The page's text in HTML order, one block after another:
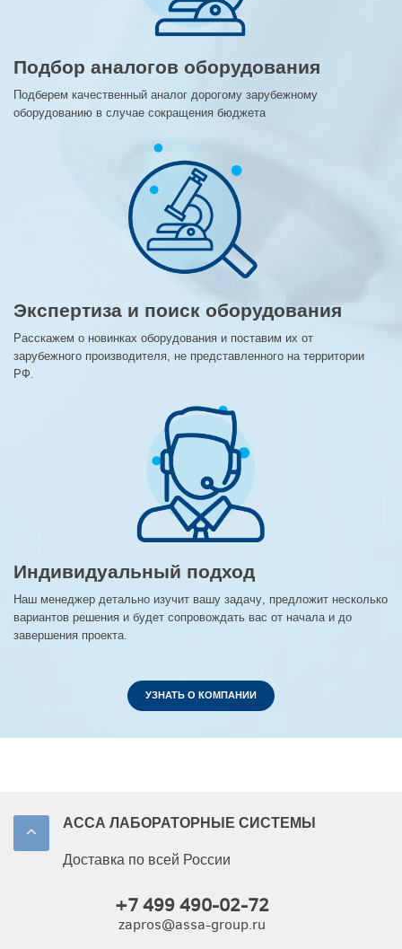
Подбор аналогов оборудования
Подберем качественный аналог дорогому зарубежному
оборудованию в случае сокращения бюджета
Экспертиза и поиск оборудования
Расскажем о новинках оборудования и поставим их от
зарубежного производителя, не представленного на территории
РФ.
Индивидуальный подход
Наш менеджер детально изучит вашу задачу, предложит несколько
вариантов решения и будет сопровождать вас от начала и до
завершения проекта.
УЗНАТЬ О КОМПАНИИ
АССА ЛАБОРАТОРНЫЕ СИСТЕМЫ
Доставка по всей России
+7 499 490-02-72
zapros@assa-group.ru